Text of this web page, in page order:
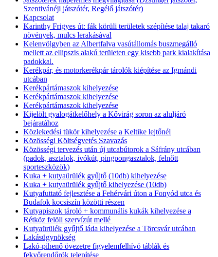
Szentivánéji játszótér, Regélő játszótér)
Kapcsolat
Karinthy Frigyes út: fák körüli területek szépítése talaj takaró
növények, mulcs lerakásával
Kelenvölgyben az Albertfalva vasútállomás buszmegálló
mellett az ellipszis alakú területen egy kisebb park kialakítása
padokkal.
Kerékpár, és motorkerékpár tárolók kiépítése az Igmándi
utcában
Kerékpártámaszok kihelyezése
Kerékpártámaszok kihelyezése
Kerékpártámaszok kihelyezése
Kijelölt gyalogátkelőhely a Kővirág soron az aluljáró
bejáratához
Közlekedési tükör kihelyezése a Keltike lejtőnél
Közösségi Költségvetés Szavazás
Közösségi tervezés után új utcabútorok a Sáfrány utcában
(padok, asztalok, ivókút, pingpongasztalok, felnőtt
sporteszközök)
Kuka + kutyaürülék gyűjtő (10db) kihelyezése
Kuka + kutyaürülék gyűjtő kihelyezése (10db)
Kutyafuttató fejlesztése a Fehérvári úton a Fonyód utca és
Budafok kocsiszín közötti részen
Kutyapiszok tároló + kommunális kukák kihelyezése a
Rétköz felöli szervízút mellé
Kutyaürülék gyűjtő láda kihelyezése a Törcsvár utcában
Lakásügynökség
Lakó-pihenő övezetre figyelemfelhívó táblák és
fekvőrendőrök telepítése